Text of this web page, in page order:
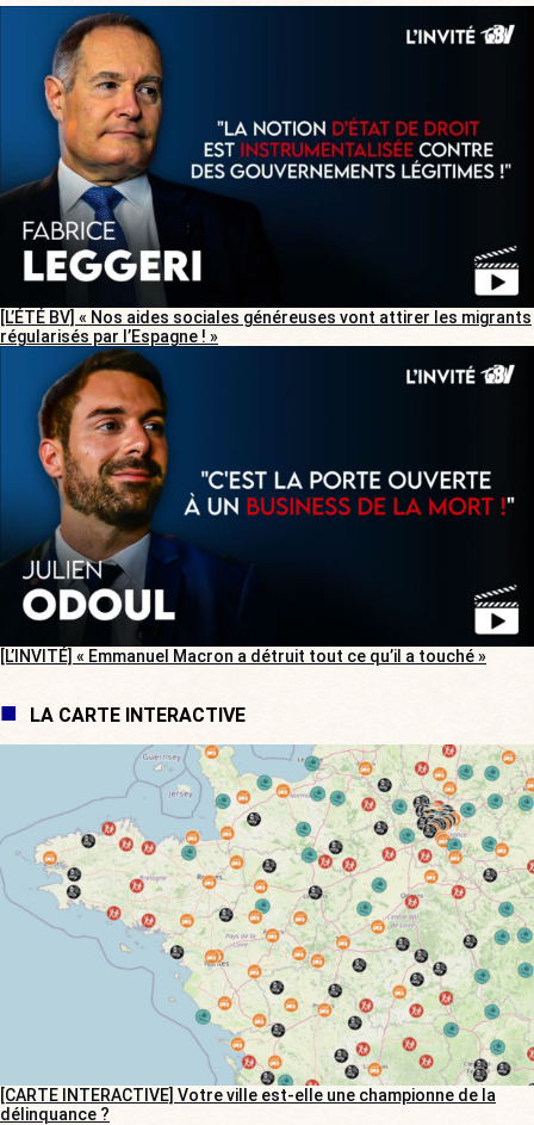
[L’ÉTÉ BV] « Nos aides sociales généreuses vont attirer les migrants
régularisés par l’Espagne ! »
[L’INVITÉ] « Emmanuel Macron a détruit tout ce qu’il a touché »
LA CARTE INTERACTIVE
[CARTE INTERACTIVE] Votre ville est-elle une championne de la
délinquance ?